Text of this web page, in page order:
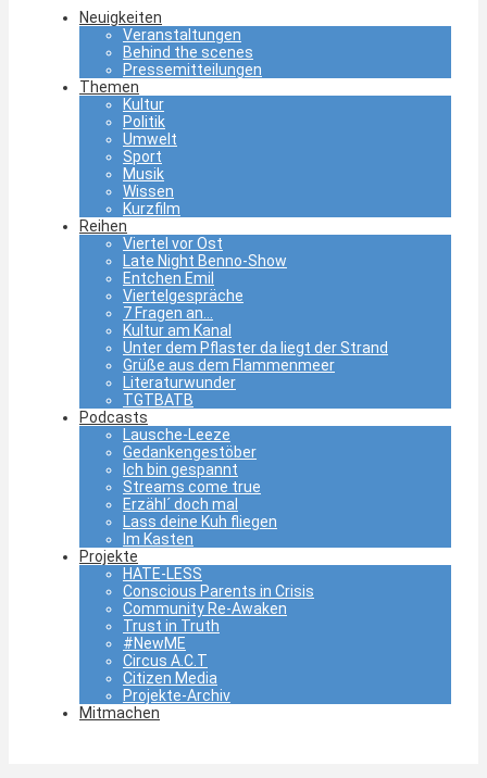
Neuigkeiten
Veranstaltungen
Behind the scenes
Pressemitteilungen
Themen
Kultur
Politik
Umwelt
Sport
Musik
Wissen
Kurzfilm
Reihen
Viertel vor Ost
Late Night Benno-Show
Entchen Emil
Viertelgespräche
7 Fragen an…
Kultur am Kanal
Unter dem Pflaster da liegt der Strand
Grüße aus dem Flammenmeer
Literaturwunder
TGTBATB
Podcasts
Lausche-Leeze
Gedankengestöber
Ich bin gespannt
Streams come true
Erzähl´ doch mal
Lass deine Kuh fliegen
Im Kasten
Projekte
HATE-LESS
Conscious Parents in Crisis
Community Re-Awaken
Trust in Truth
#NewME
Circus A.C.T
Citizen Media
Projekte-Archiv
Mitmachen